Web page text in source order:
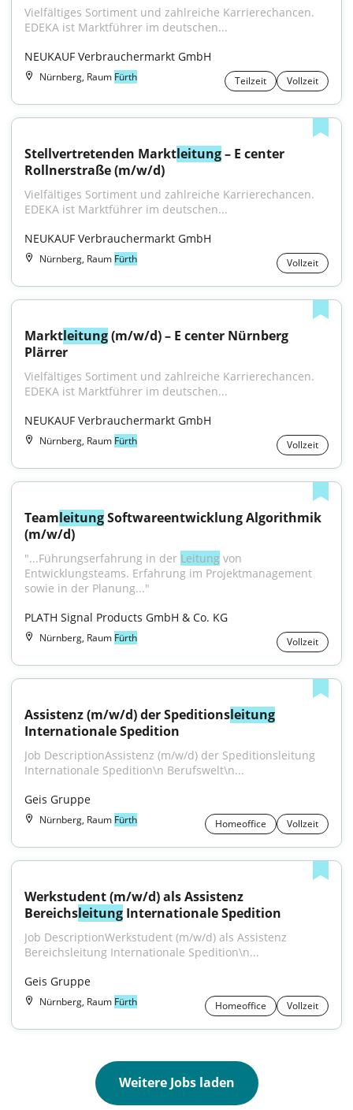
Vielfältiges Sortiment und zahlreiche Karrierechancen.
EDEKA ist Marktführer im deutschen...
NEUKAUF Verbrauchermarkt GmbH
Nürnberg, Raum Fürth Teilzeit Vollzeit
Stellvertretenden Marktleitung – E center
Rollnerstraße (m/w/d)
Vielfältiges Sortiment und zahlreiche Karrierechancen.
EDEKA ist Marktführer im deutschen...
NEUKAUF Verbrauchermarkt GmbH
Nürnberg, Raum Fürth Vollzeit
Marktleitung (m/w/d) – E center Nürnberg
Plärrer
Vielfältiges Sortiment und zahlreiche Karrierechancen.
EDEKA ist Marktführer im deutschen...
NEUKAUF Verbrauchermarkt GmbH
Nürnberg, Raum Fürth Vollzeit
Teamleitung Softwareentwicklung Algorithmik
(m/w/d)
"...Führungserfahrung in der Leitung von
Entwicklungsteams. Erfahrung im Projektmanagement
sowie in der Planung..."
PLATH Signal Products GmbH & Co. KG
Nürnberg, Raum Fürth Vollzeit
Assistenz (m/w/d) der Speditionsleitung
Internationale Spedition
Job DescriptionAssistenz (m/w/d) der Speditionsleitung
Internationale Spedition\n Berufswelt\n...
Geis Gruppe
Nürnberg, Raum Fürth Homeoffice Vollzeit
Werkstudent (m/w/d) als Assistenz
Bereichsleitung Internationale Spedition
Job DescriptionWerkstudent (m/w/d) als Assistenz
Bereichsleitung Internationale Spedition\n...
Geis Gruppe
Nürnberg, Raum Fürth Homeoffice Vollzeit
Weitere Jobs laden